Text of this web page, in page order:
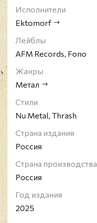
Исполнители
Ektomorf
Лейблы
AFM Records, Fono
Жанры
Метал
Стили
Nu Metal, Thrash
Страна издания
Россия
Страна производства
Россия
Год издания
2025